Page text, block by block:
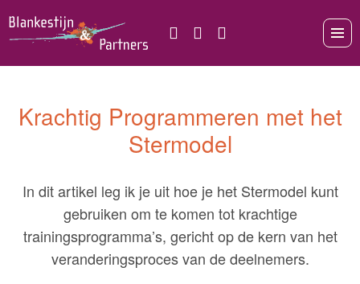
Krachtig Programmeren met het
Stermodel
In dit artikel leg ik je uit hoe je het Stermodel kunt
gebruiken om te komen tot krachtige
trainingsprogramma’s, gericht op de kern van het
veranderingsproces van de deelnemers.